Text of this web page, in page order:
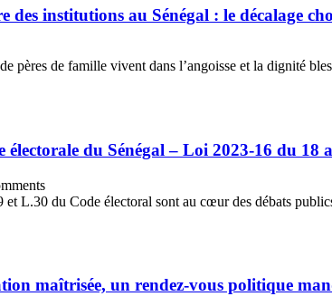
des institutions au Sénégal : le décalage
pères de famille vivent dans l’angoisse et la dignité
électorale du Sénégal – Loi 2023-16 du
L.30 du Code électoral sont au cœur des débats
maîtrisée, un rendez-vous politique